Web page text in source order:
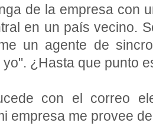
de la empresa con
en un país vecino.
un agente de
¿Hasta que punto
con el correo
empresa me provee